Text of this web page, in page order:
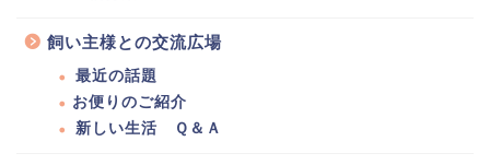
飼い主様との交流広場
最近の話題
お便りのご紹介
新しい生活 Ｑ＆Ａ